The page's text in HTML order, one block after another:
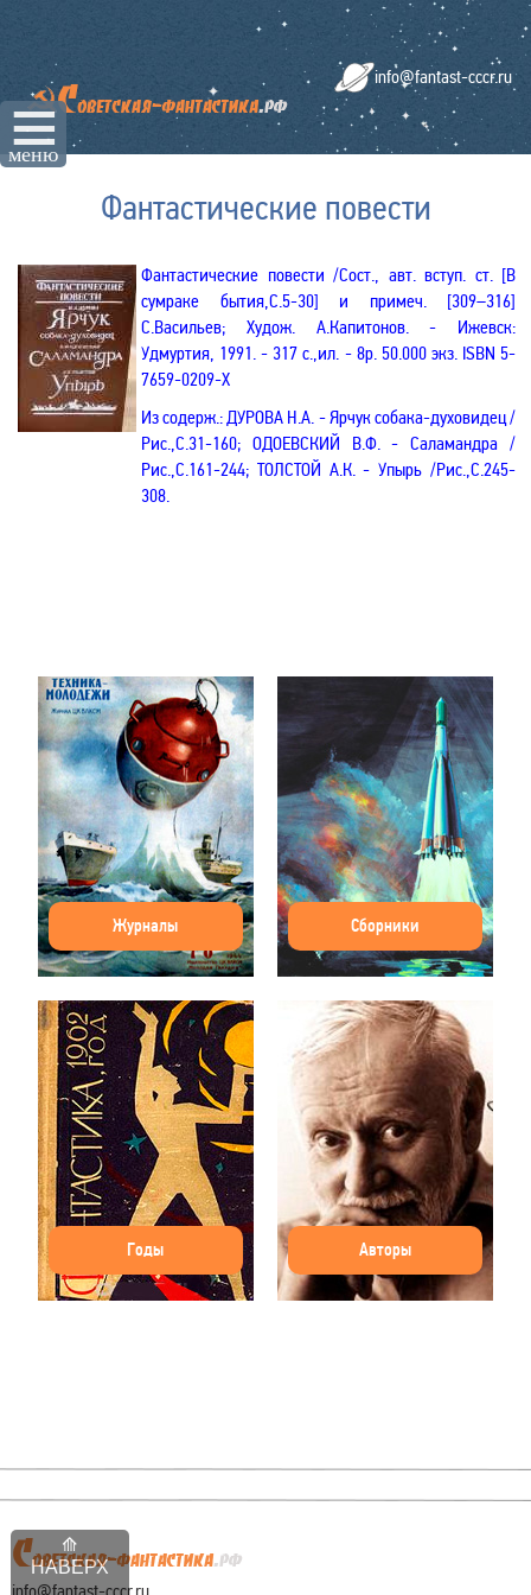
☰
меню
НАВЕРХ
info@fantast-cccr.ru
Фантастические повести
Фантастические повести /Сост., авт. вступ. ст. [В
сумраке бытия,С.5-30] и примеч. [309–316]
С.Васильев; Худож. А.Капитонов. - Ижевск:
Удмуртия, 1991. - 317 с.,ил. - 8р. 50.000 экз. ISBN 5-
7659-0209-Х
Из содерж.: ДУРОВА Н.А. -Ярчуксобака-духовидец/
Рис.,С.31-160; ОДОЕВСКИЙ В.Ф. - Саламандра /
Рис.,С.161-244; ТОЛСТОЙ А.К. - Упырь /Рис.,С.245-
308.
Журналы Сборники
Годы Авторы